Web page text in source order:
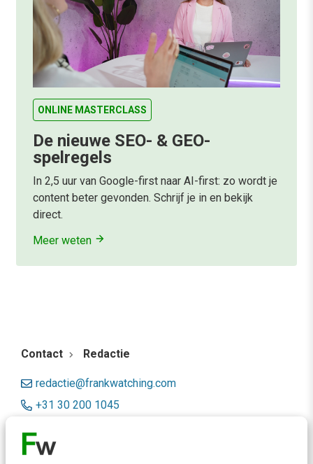
ONLINE MASTERCLASS
De nieuwe SEO- & GEO-
spelregels
In 2,5 uur van Google-first naar AI-first: zo wordt je
content beter gevonden. Schrijf je in en bekijk
direct.
Meer weten
Contact Redactie
redactie@frankwatching.com
+31 30 200 1045
Meer contactopties